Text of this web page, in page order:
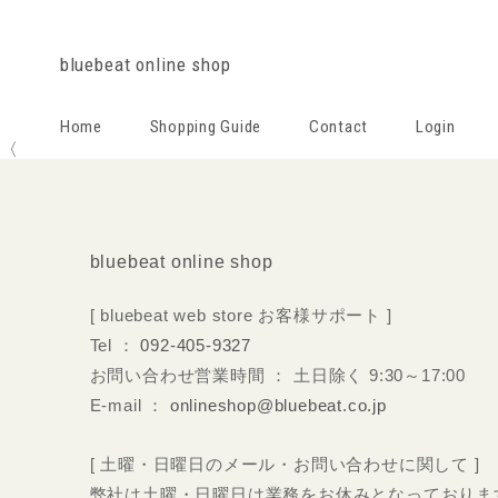
bluebeat online shop
Home Shopping Guide Contact Login
〈
bluebeat online shop
[ bluebeat web store お客様サポート ]
Tel ：092-405-9327
お問い合わせ営業時間 ： 土日除く 9:30～17:00
E-mail ： onlineshop@bluebeat.co.jp
[ 土曜・日曜日のメール・お問い合わせに関して ]
弊社は土曜・日曜日は業務をお休みとなっておりま